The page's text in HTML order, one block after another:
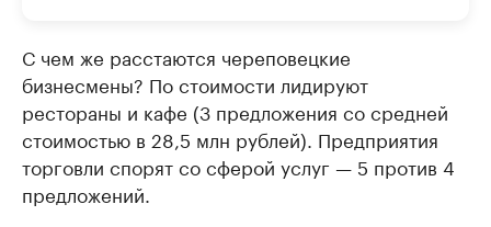
С чем же расстаются череповецкие
бизнесмены? По стоимости лидируют
рестораны и кафе (3 предложения со средней
стоимостью в 28,5 млн рублей). Предприятия
торговли спорят со сферой услуг — 5 против 4
предложений.